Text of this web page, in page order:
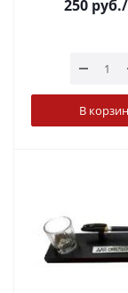
250 руб.
В